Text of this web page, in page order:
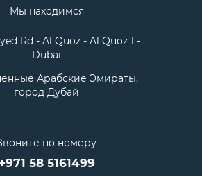
по номеру
+971 58 5161499
Мы находимся
Rd - Al Quoz - Al Quoz 1 -
Dubai
Арабские Эмираты,
город Дубай